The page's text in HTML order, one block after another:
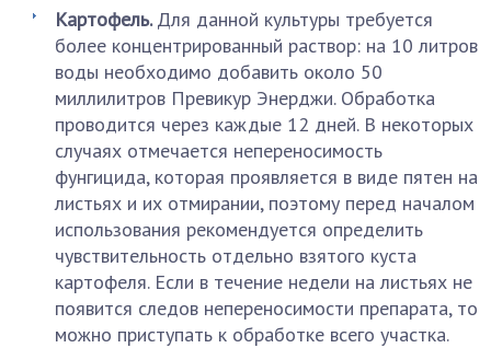
Картофель.Для данной культуры требуется
более концентрированный раствор: на 10 литров
воды необходимо добавить около 50
миллилитров Превикур Энерджи. Обработка
проводится через каждые 12 дней. В некоторых
случаях отмечается непереносимость
фунгицида, которая проявляется в виде пятен на
листьях и их отмирании, поэтому перед началом
использования рекомендуется определить
чувствительность отдельно взятого куста
картофеля. Если в течение недели на листьях не
появится следов непереносимости препарата, то
можно приступать к обработке всего участка.